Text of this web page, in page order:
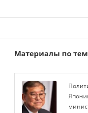
Материалы по